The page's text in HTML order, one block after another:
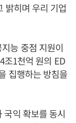
밝히며 우리 기업
능 중점 지원이
조1천억 원의 ED
집행하는 방침을
국익 확보를 동시